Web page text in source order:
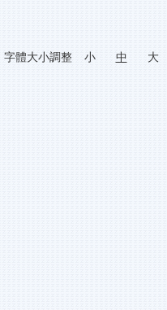
字體大小調整 小 中
大